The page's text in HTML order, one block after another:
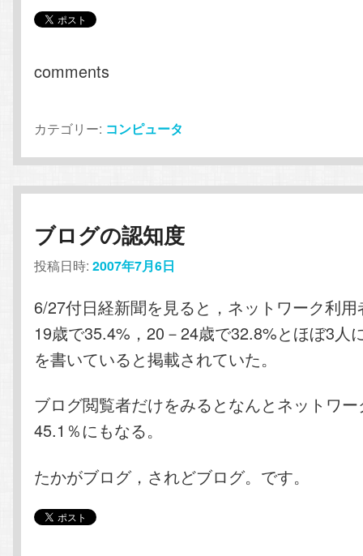
comments
カテゴリー: コンピュータ
ブログの認知度
投稿日時:2007年7月6日
6/27付日経新聞を見ると，ネットワーク利
19歳で35.4%，20－24歳で32.8%とほぼ3人
を書いていると掲載されていた。
ブログ閲覧者だけをみるとなんとネットワ
45.1％にもなる。
たかがブログ，されどブログ。です。